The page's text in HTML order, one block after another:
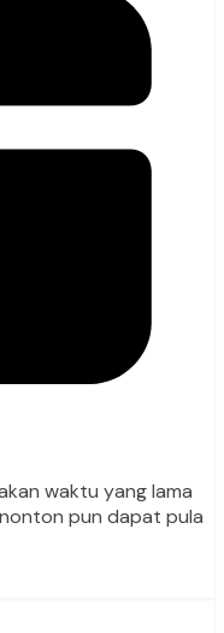
waktu yang lama
pun dapat pula